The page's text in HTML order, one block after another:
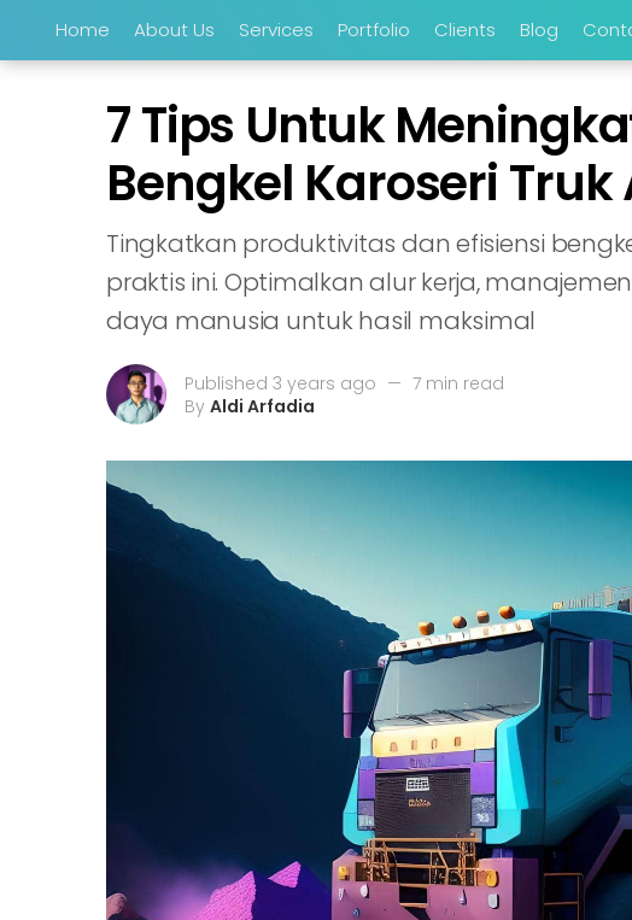
Home About Us Services Portfolio Clients Blog
7 Tips Untuk
Bengkel Karoseri Truk
Tingkatkan produktivitas dan efisiensi
praktis ini. Optimalkan alur kerja,
daya manusia untuk hasil maksimal
Published 3 years ago — 7 min read
By Aldi Arfadia